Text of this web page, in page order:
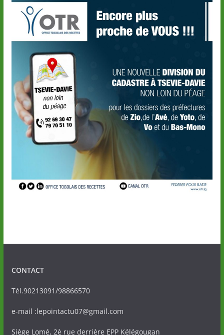
CONTACT
Tél.90213091/98866570
e-mail :lepointactu07@gmail.com
Siège Lomé, 2è rue derrière EPP Kélégougan